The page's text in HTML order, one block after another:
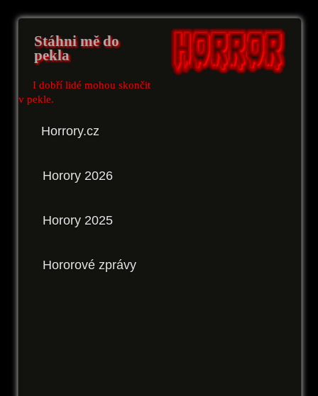
Stáhni mě do
pekla
I dobří lidé mohou skončit
v pekle.
Horrory.cz
Horory 2026
Horory 2025
Hororové zprávy